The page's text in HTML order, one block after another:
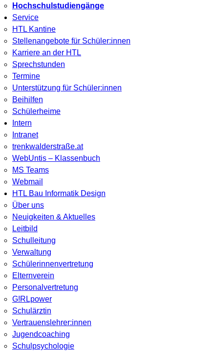
Hochschulstudiengänge
Service
HTL Kantine
Stellenangebote für Schüler:innen
Karriere an der HTL
Sprechstunden
Termine
Unterstützung für Schüler:innen
Beihilfen
Schülerheime
Intern
Intranet
trenkwalderstraße.at
WebUntis – Klassenbuch
MS Teams
Webmail
HTL Bau Informatik Design
Über uns
Neuigkeiten & Aktuelles
Leitbild
Schulleitung
Verwaltung
Schülerinnenvertretung
Elternverein
Personalvertretung
G!RLpower
Schulärztin
Vertrauenslehrer:innen
Jugendcoaching
Schulpsychologie